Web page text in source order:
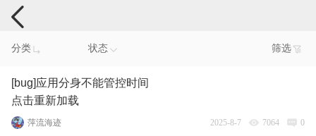
手机反馈
分类 状态 筛选
[bug]应用分身不能管控时间
点击重新加载
萍流海迹 2025-8-7 7064 0